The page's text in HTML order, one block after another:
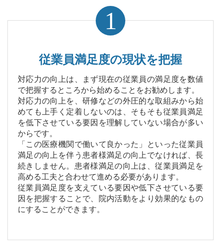
1
従業員満足度の現状を把握
対応力の向上は、まず現在の従業員の満足度を数値
で把握するところから始めることをお勧めします。
対応力の向上を、研修などの外圧的な取組みから始
めても上手く定着しないのは、そもそも従業員満足
を低下させている要因を理解していない場合が多い
からです。
「この医療機関で働いて良かった」といった従業員
満足の向上を伴う患者様満足の向上でなければ、長
続きしません。患者様満足の向上は、従業員満足を
高める工夫と合わせて進める必要があります。
従業員満足度を支えている要因や低下させている要
因を把握することで、院内活動をより効果的なもの
にすることができます。